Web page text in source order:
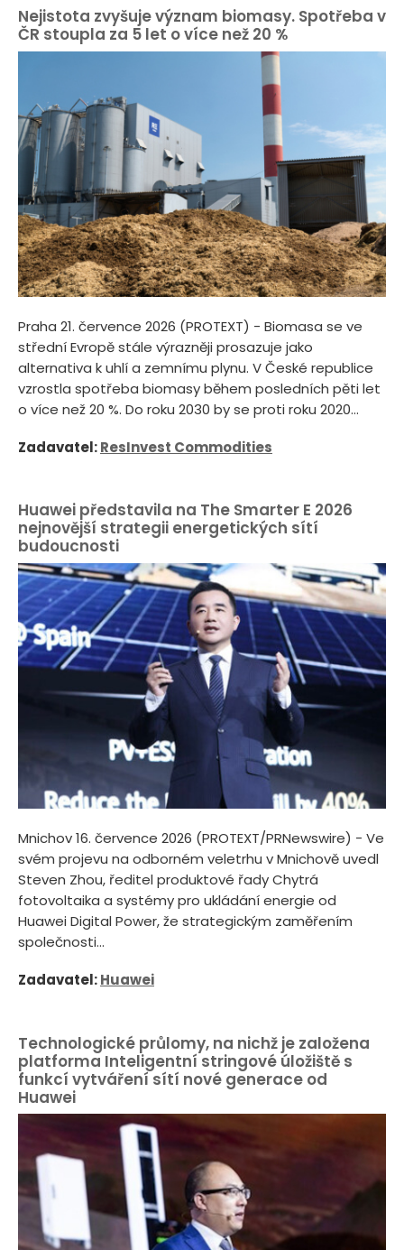
Nejistota zvyšuje význam biomasy. Spotřeba v
ČR stoupla za 5 let o více než 20 %
Praha 21. července 2026 (PROTEXT) - Biomasa se ve
střední Evropě stále výrazněji prosazuje jako
alternativa k uhlí a zemnímu plynu. V České republice
vzrostla spotřeba biomasy během posledních pěti let
o více než 20 %. Do roku 2030 by se proti roku 2020...
Zadavatel:ResInvest Commodities
Huawei představila na The Smarter E 2026
nejnovější strategii energetických sítí
budoucnosti
Mnichov 16. července 2026 (PROTEXT/PRNewswire) - Ve
svém projevu na odborném veletrhu v Mnichově uvedl
Steven Zhou, ředitel produktové řady Chytrá
fotovoltaika a systémy pro ukládání energie od
Huawei Digital Power, že strategickým zaměřením
společnosti...
Zadavatel:Huawei
Technologické průlomy, na nichž je založena
platforma Inteligentní stringové úložiště s
funkcí vytváření sítí nové generace od
Huawei